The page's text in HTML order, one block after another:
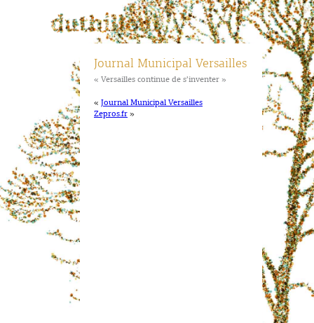
Journal Municipal Versailles
« Versailles continue de s’inventer »
«
Journal Municipal Versailles
Zepros.fr »